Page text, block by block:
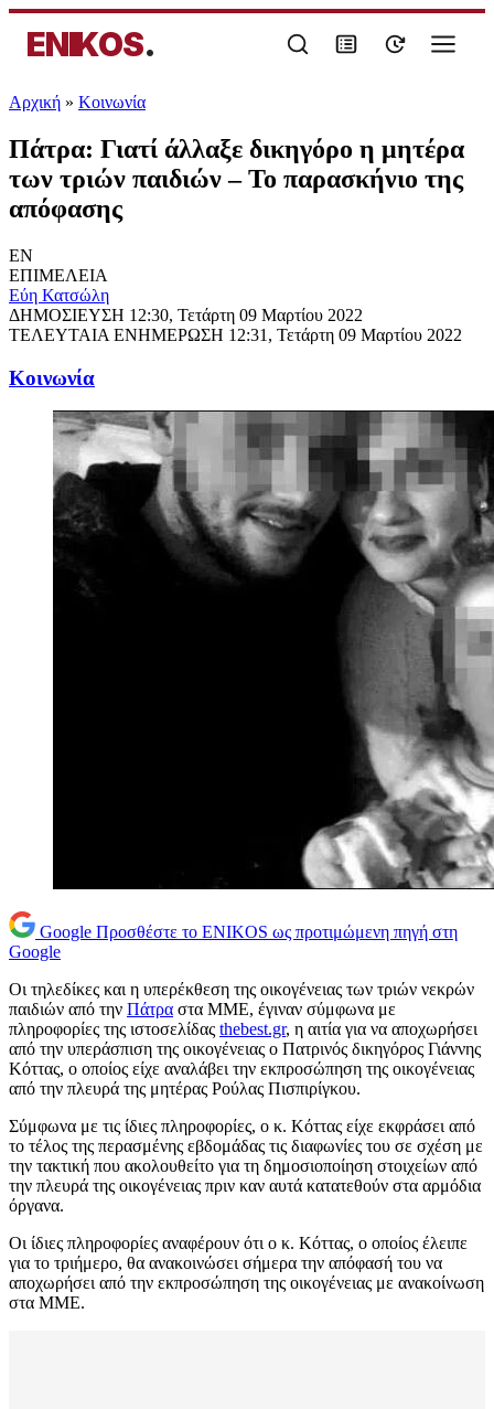
ENIKOS.
Αρχική » Κοινωνία
Πάτρα: Γιατί άλλαξε δικηγόρο η μητέρα
των τριών παιδιών – Το παρασκήνιο της
απόφασης
EN
ΕΠΙΜΕΛΕΙΑ
Εύη Κατσώλη
ΔΗΜΟΣΙΕΥΣΗ 12:30, Τετάρτη 09 Μαρτίου 2022
ΤΕΛΕΥΤΑΙΑ ΕΝΗΜΕΡΩΣΗ 12:31, Τετάρτη 09 Μαρτίου 2022
Κοινωνία
Google Προσθέστε το ENIKOS ως προτιμώμενη πηγή στη
Google
Οι τηλεδίκες και η υπερέκθεση της οικογένειας των τριών νεκρών
παιδιών από την Πάτρα στα ΜΜΕ, έγιναν σύμφωνα με
πληροφορίες της ιστοσελίδας thebest.gr, η αιτία για να αποχωρήσει
από την υπεράσπιση της οικογένειας ο Πατρινός δικηγόρος Γιάννης
Κόττας, ο οποίος είχε αναλάβει την εκπροσώπηση της οικογένειας
από την πλευρά της μητέρας Ρούλας Πισπιρίγκου.
Σύμφωνα με τις ίδιες πληροφορίες, o κ. Κόττας είχε εκφράσει από
το τέλος της περασμένης εβδομάδας τις διαφωνίες του σε σχέση με
την τακτική που ακολουθείτο για τη δημοσιοποίηση στοιχείων από
την πλευρά της οικογένειας πριν καν αυτά κατατεθούν στα αρμόδια
όργανα.
Οι ίδιες πληροφορίες αναφέρουν ότι ο κ. Κόττας, ο οποίος έλειπε
για το τριήμερο, θα ανακοινώσει σήμερα την απόφασή του να
αποχωρήσει από την εκπροσώπηση της οικογένειας με ανακοίνωση
στα ΜΜΕ.